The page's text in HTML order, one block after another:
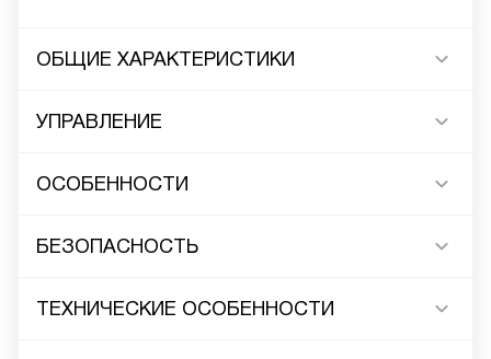
ОБЩИЕ ХАРАКТЕРИСТИКИ
УПРАВЛЕНИЕ
ОСОБЕННОСТИ
БЕЗОПАСНОСТЬ
ТЕХНИЧЕСКИЕ ОСОБЕННОСТИ